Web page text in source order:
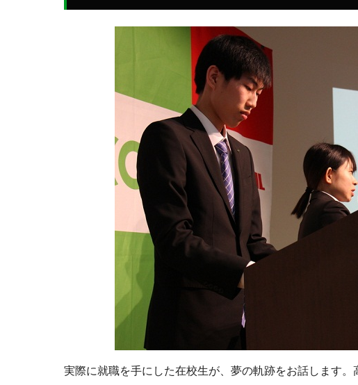
実際に就職を手にした在校生が、夢の軌跡をお話します。